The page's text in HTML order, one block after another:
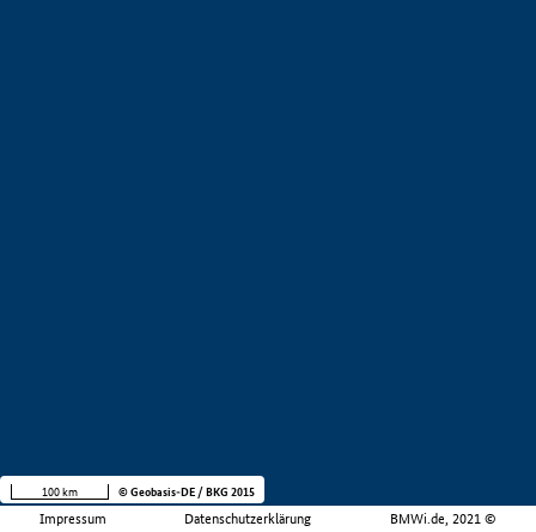
Impressum Datenschutzerklärung BMWi.de, 2021 ©
100 km © Geobasis-DE / BKG 2015